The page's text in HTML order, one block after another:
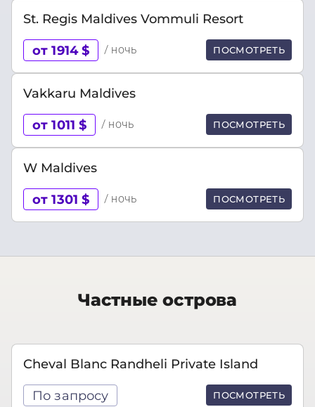
St. Regis Maldives Vommuli Resort
от 1914 $ / ночь ПОСМОТРЕТЬ
Vakkaru Maldives
от 1011 $ / ночь ПОСМОТРЕТЬ
W Maldives
от 1301 $ / ночь ПОСМОТРЕТЬ
Частные острова
Cheval Blanc Randheli Private Island
По запросу ПОСМОТРЕТЬ